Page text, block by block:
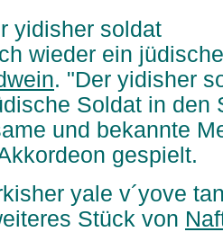
yidisher soldat
wieder ein
. "Der yidisher
Soldat in den
und bekannte
gespielt.
yale v´yove
Stück von